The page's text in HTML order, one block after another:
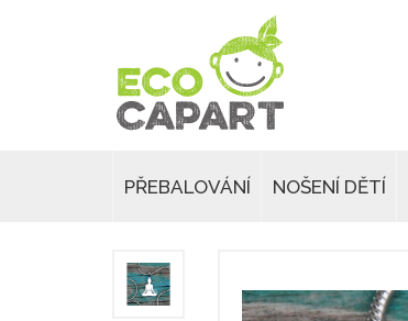
PŘEBALOVÁNÍ NOŠENÍ DĚTÍ